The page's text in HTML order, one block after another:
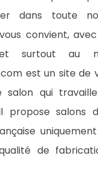
dans toute
convient,
surtout au
est un site de
salon qui
propose salons
de